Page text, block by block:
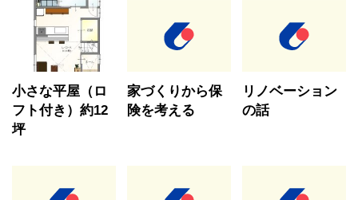
小さな平屋（ロ
フト付き）約12
坪
家づくりから保
険を考える
リノベーション
の話